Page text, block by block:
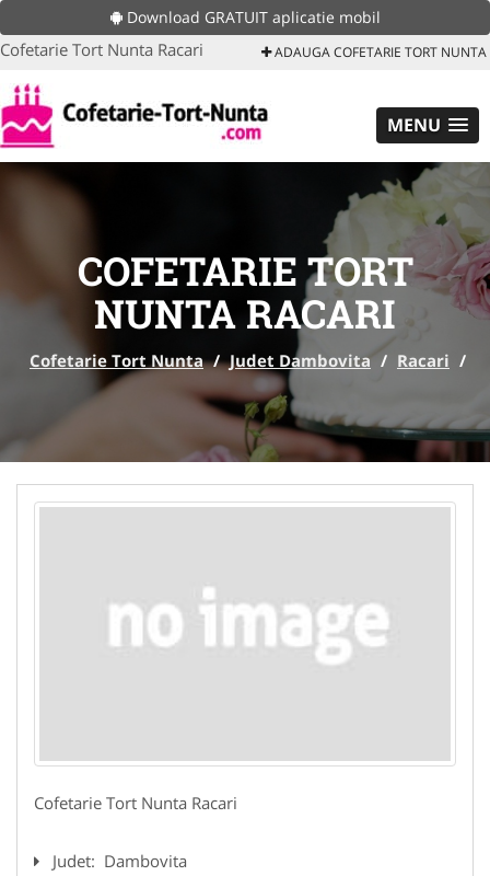
Download GRATUIT aplicatie mobil
Cofetarie Tort Nunta Racari ADAUGA COFETARIE TORT NUNTA
MENU
COFETARIE TORT
NUNTA RACARI
Cofetarie Tort Nunta / Judet Dambovita / Racari /
Cofetarie Tort Nunta Racari
Judet: Dambovita